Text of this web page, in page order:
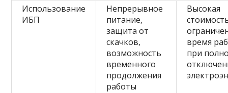
Использование
ИБП
Непрерывное
питание,
защита от
скачков,
возможность
временного
продолжения
работы
Высокая
время
при